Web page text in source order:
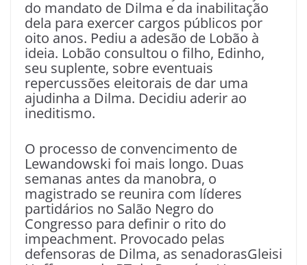
do mandato de Dilma e da inabilitação
dela para exercer cargos públicos por
oito anos. Pediu a adesão de Lobão à
ideia. Lobão consultou o filho, Edinho,
seu suplente, sobre eventuais
repercussões eleitorais de dar uma
ajudinha a Dilma. Decidiu aderir ao
ineditismo.
O processo de convencimento de
Lewandowski foi mais longo. Duas
semanas antes da manobra, o
magistrado se reunira com líderes
partidários no Salão Negro do
Congresso para definir o rito do
impeachment. Provocado pelas
defensoras de Dilma, as senadorasGleisi